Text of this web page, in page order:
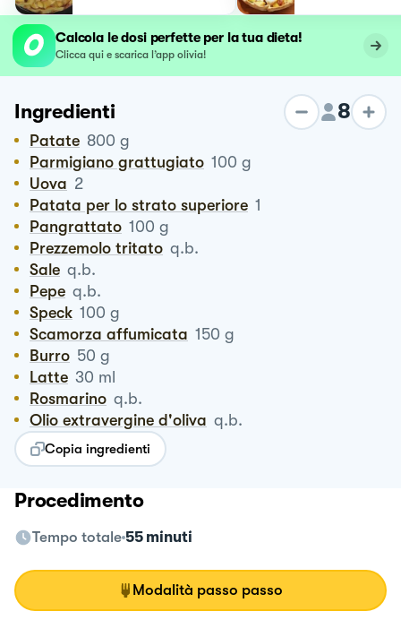
Calcola le dosi perfette per la tua dieta!
Clicca qui e scarica l’app olivia!
Ingredienti 8
Patate 800 g
Parmigiano grattugiato 100 g
Uova 2
Patata per lo strato superiore 1
Pangrattato 100 g
Prezzemolo tritato q.b.
Sale q.b.
Pepe q.b.
Speck 100 g
Scamorza affumicata 150 g
Burro 50 g
Latte 30 ml
Rosmarino q.b.
Olio extravergine d'oliva q.b.
Copia ingredienti
Procedimento
Tempo totale 55 minuti
Modalità passo passo